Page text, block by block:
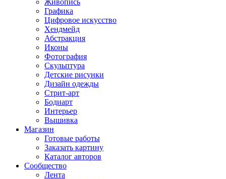
Живопись
Графика
Цифровое искусство
Хендмейд
Абстракция
Иконы
Фотография
Скульптура
Детские рисунки
Дизайн одежды
Стрит-арт
Бодиарт
Интерьер
Вышивка
Магазин
Готовые работы
Заказать картину
Каталог авторов
Сообщество
Лента